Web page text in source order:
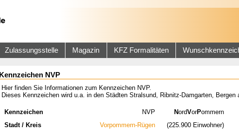
Zulassungsstelle Magazin KFZ Formalitäten
Kennzeichen NVP
Hier finden Sie Informationen zum Kennzeichen NVP.
Dieses Kennzeichen wird u.a. in den Städten Stralsund, Ribnitz-Damgarten, Bergen
Kennzeichen NVP NordVorPommern
Stadt / Kreis
Vorpommern-Rügen
(225.900 Einwohner)